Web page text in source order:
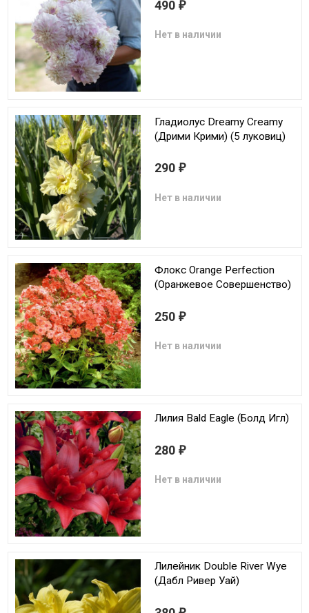
490 ₽
Нет в наличии
Гладиолус Dreamy Creamy
(Дрими Крими) (5 луковиц)
290 ₽
Нет в наличии
Флокс Orange Perfection
(Оранжевое Совершенство)
250 ₽
Нет в наличии
Лилия Bald Eagle (Болд Игл)
280 ₽
Нет в наличии
Лилейник Double River Wye
(Дабл Ривер Уай)